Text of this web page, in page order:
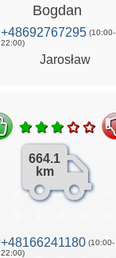
Bogdan
+48692767295 (10:00-
22:00)
Jarosław
664.1
km
+48166241180 (10:00-
22:00)